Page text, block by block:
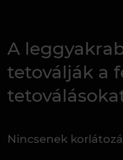
A
tetoválják a
Nincsenek